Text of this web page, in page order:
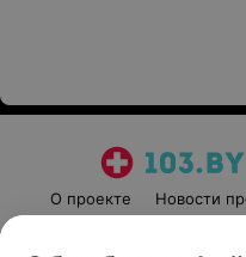
О проекте Новости